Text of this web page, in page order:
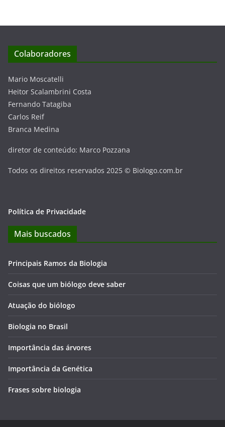
Colaboradores
Mario Moscatelli
Heitor Scalambrini Costa
Fernando Tatagiba
Carlos Reif
Branca Medina
diretor de conteúdo: Marco Pozzana
Todos os direitos reservados 2025 © Biologo.com.br
Política de Privacidade
Mais buscados
Principais Ramos da Biologia
Coisas que um biólogo deve saber
Atuação do biólogo
Biologia no Brasil
Importância das árvores
Importância da Genética
Frases sobre biologia